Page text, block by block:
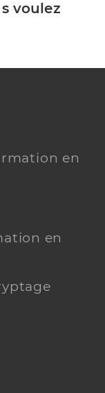
voulez
en
en